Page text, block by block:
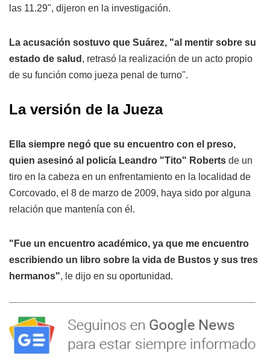
las 11.29", dijeron en la investigación.
La acusación sostuvo que Suárez, "al mentir sobre su
estado de salud , retrasó la realización de un acto propio
de su función como jueza penal de turno".
La versión de la Jueza
Ella siempre negó que su encuentro con el preso,
quien asesinó al policía Leandro "Tito" Roberts de un
tiro en la cabeza en un enfrentamiento en la localidad de
Corcovado, el 8 de marzo de 2009, haya sido por alguna
relación que mantenía con él.
"Fue un encuentro académico, ya que me encuentro
escribiendo un libro sobre la vida de Bustos y sus tres
hermanos", le dijo en su oportunidad.